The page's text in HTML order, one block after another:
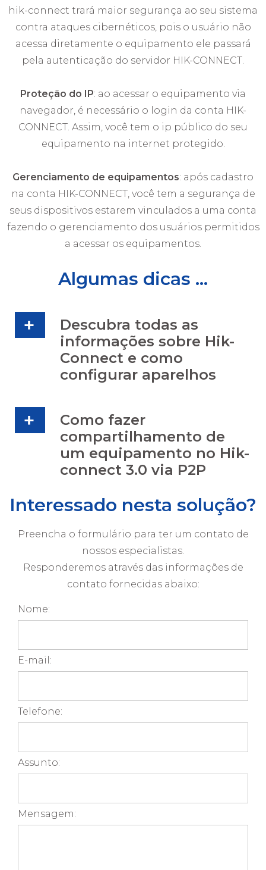
hik-connect trará maior segurança ao seu sistema
contra ataques cibernéticos, pois o usuário não
acessa diretamente o equipamento ele passará
pela autenticação do servidor HIK-CONNECT.
Proteção do IP: ao acessar o equipamento via
navegador, é necessário o login da conta HIK-
CONNECT. Assim, você tem o ip público do seu
equipamento na internet protegido.
Gerenciamento de equipamentos: após cadastro
na conta HIK-CONNECT, você tem a segurança de
seus dispositivos estarem vinculados a uma conta
fazendo o gerenciamento dos usuários permitidos
a acessar os equipamentos.
Algumas dicas ...
Descubra todas as
informações sobre Hik-
Connect e como
configurar aparelhos
Como fazer
compartilhamento de
um equipamento no Hik-
connect 3.0 via P2P
Interessado nesta solução?
Preencha o formulário para ter um contato de
nossos especialistas.
Responderemos através das informações de
contato fornecidas abaixo:
Nome:
E-mail:
Telefone:
Assunto:
Mensagem: